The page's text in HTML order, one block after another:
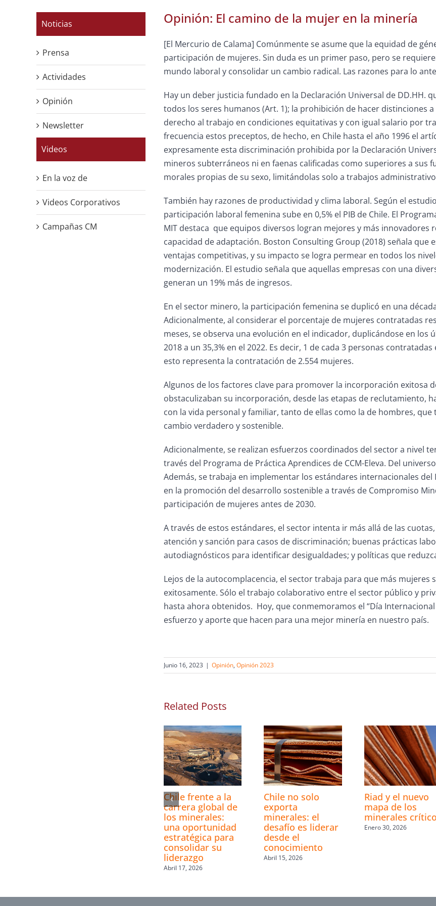
Opinión: El camino de la mujer en la minería
[El Mercurio de Calama] Comúnmente se asume que la equidad de
participación de mujeres. Sin duda es un primer paso, pero se
mundo laboral y consolidar un cambio radical. Las razones para lo
Hay un deber justicia fundado en la Declaración Universal de DD.HH.
todos los seres humanos (Art. 1); la prohibición de hacer distinciones
derecho al trabajo en condiciones equitativas y con igual salario por
frecuencia estos preceptos, de hecho, en Chile hasta el año 1996 el
expresamente esta discriminación prohibida por la Declaración
mineros subterráneos ni en faenas calificadas como superiores a sus
morales propias de su sexo, limitándolas solo a trabajos
También hay razones de productividad y clima laboral. Según el
participación laboral femenina sube en 0,5% el PIB de Chile. El
MIT destaca que equipos diversos logran mejores y más
capacidad de adaptación. Boston Consulting Group (2018) señala
ventajas competitivas, y su impacto se logra permear en todos los
modernización. El estudio señala que aquellas empresas con una
generan un 19% más de ingresos.
En el sector minero, la participación femenina se duplicó en una
Adicionalmente, al considerar el porcentaje de mujeres contratadas
meses, se observa una evolución en el indicador, duplicándose en los
2018 a un 35,3% en el 2022. Es decir, 1 de cada 3 personas
esto representa la contratación de 2.554 mujeres.
Algunos de los factores clave para promover la incorporación exitosa
obstaculizaban su incorporación, desde las etapas de reclutamiento,
con la vida personal y familiar, tanto de ellas como la de hombres,
cambio verdadero y sostenible.
Adicionalmente, se realizan esfuerzos coordinados del sector a nivel
través del Programa de Práctica Aprendices de CCM-Eleva. Del
Además, se trabaja en implementar los estándares internacionales
en la promoción del desarrollo sostenible a través de Compromiso
participación de mujeres antes de 2030.
A través de estos estándares, el sector intenta ir más allá de las
atención y sanción para casos de discriminación; buenas prácticas
autodiagnósticos para identificar desigualdades; y políticas que
Lejos de la autocomplacencia, el sector trabaja para que más
exitosamente. Sólo el trabajo colaborativo entre el sector público y
hasta ahora obtenidos. Hoy, que conmemoramos el “Día
esfuerzo y aporte que hacen para una mejor minería en nuestro país.
Junio 16, 2023 | Opinión, Opinión 2023
Related Posts
Chile frente a la
carrera global de
los minerales:
una oportunidad
estratégica para
consolidar su
liderazgo
Abril 17, 2026
Chile no solo
exporta
minerales: el
desafío es liderar
desde el
conocimiento
Abril 15, 2026
Riad y el nuevo
mapa de los
minerales
Enero 30, 2026
Noticias
Prensa
Actividades
Opinión
Newsletter
Videos
En la voz de
Videos Corporativos
Campañas CM